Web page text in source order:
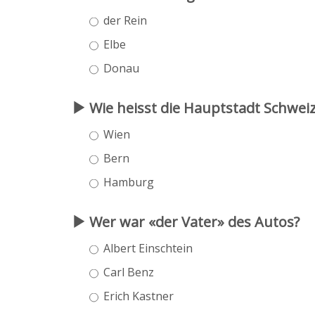
der Rein
Elbe
Donau
Wie heisst die Hauptstadt
Wien
Bern
Hamburg
Wer war «der Vater» des Autos?
Albert Einschtein
Carl Benz
Erich Kastner